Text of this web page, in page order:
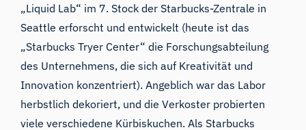
„Liquid Lab“ im 7. Stock der Starbucks-Zentrale in
Seattle erforscht und entwickelt (heute ist das
„Starbucks Tryer Center“ die Forschungsabteilung
des Unternehmens, die sich auf Kreativität und
Innovation konzentriert). Angeblich war das Labor
herbstlich dekoriert, und die Verkoster probierten
viele verschiedene Kürbiskuchen. Als Starbucks